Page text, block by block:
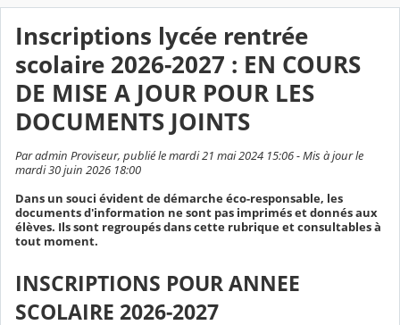
Inscriptions lycée rentrée
scolaire 2026-2027 : EN COURS
DE MISE A JOUR POUR LES
DOCUMENTS JOINTS
Par admin Proviseur, publié le mardi 21 mai 2024 15:06 - Mis à jour le
mardi 30 juin 2026 18:00
Dans un souci évident de démarche éco-responsable, les
documents d'information ne sont pas imprimés et donnés aux
élèves. Ils sont regroupés dans cette rubrique et consultables à
tout moment.
INSCRIPTIONS POUR ANNEE
SCOLAIRE 2026-2027